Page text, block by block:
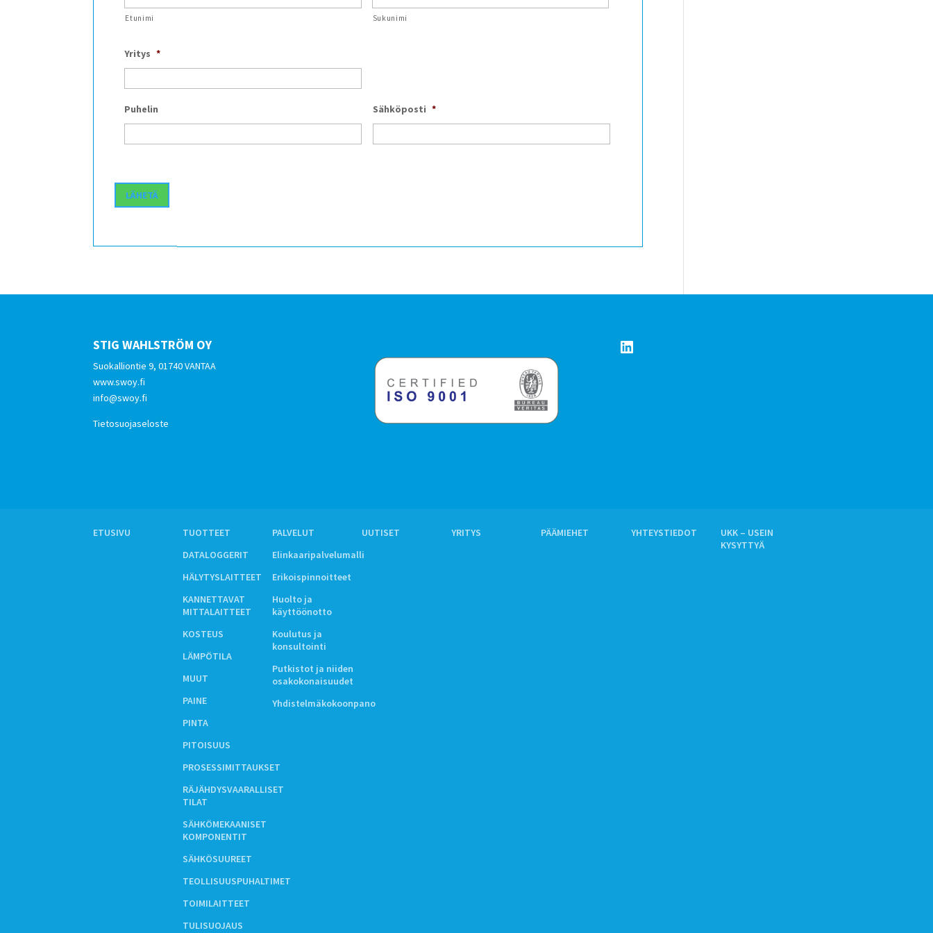
Etunimi Sukunimi
Yritys *
Puhelin Sähköposti *
STIG WAHLSTRÖM OY
Suokalliontie 9, 01740 VANTAA
www.swoy.fi
info@swoy.fi
Tietosuojaseloste
LinkedIn
ETUSIVU
TUOTTEET
DATALOGGERIT
HÄLYTYSLAITTEET
KANNETTAVAT
MITTALAITTEET
KOSTEUS
LÄMPÖTILA
MUUT
PAINE
PINTA
PITOISUUS
PROSESSIMITTAUKSET
RÄJÄHDYSVAARALLISET
TILAT
SÄHKÖMEKAANISET
KOMPONENTIT
SÄHKÖSUUREET
TEOLLISUUSPUHALTIMET
TOIMILAITTEET
TULISUOJAUS
PALVELUT
Elinkaaripalvelumalli
Erikoispinnoitteet
Huolto ja
käyttöönotto
Koulutus ja
konsultointi
Putkistot ja niiden
osakokonaisuudet
Yhdistelmäkokoonpano
UUTISET YRITYS PÄÄMIEHET YHTEYSTIEDOT
UKK – USEIN
KYSYTTYÄ